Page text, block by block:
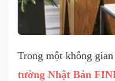
Trong một không
tường Nhật Bản